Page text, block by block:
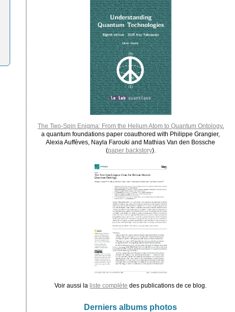
The Two-Spin Enigma: From the Helium Atom to Quantum Ontology,
a quantum foundations paper coauthored with Philippe Grangier,
Alexia Auffèves, Nayla Farouki and Mathias Van den Bossche
(paper backstory).
Voir aussi la liste complète des publications de ce blog.
Derniers albums photos